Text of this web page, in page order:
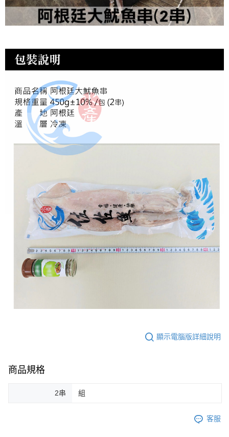
顯示電腦版詳細說明
商品規格
2串 組
客服